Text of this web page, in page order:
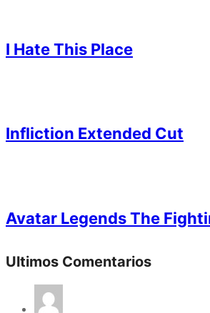
I Hate This Place
Infliction Extended Cut
Avatar Legends The
Ultimos Comentarios